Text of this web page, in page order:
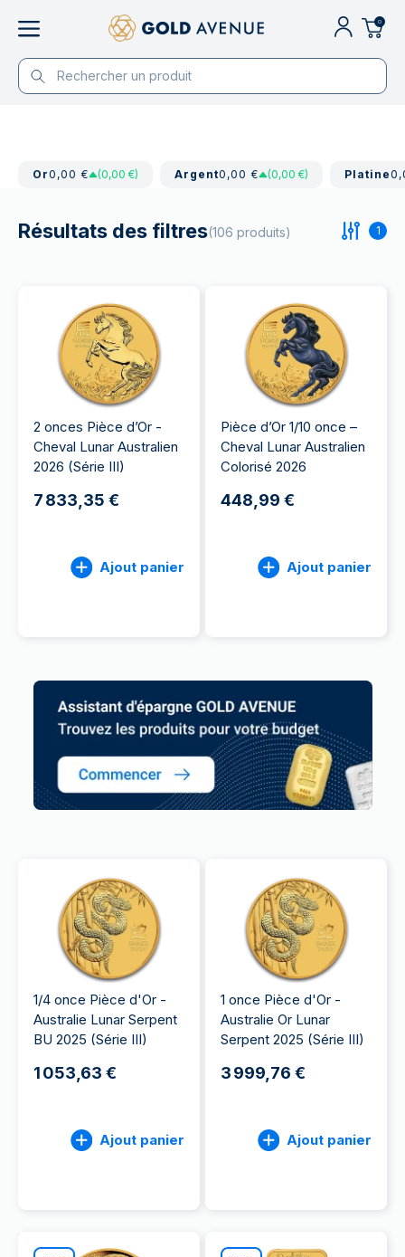
0
Or0,00 € (0,00 €) Argent0,00 € (0,00 €) Platine
Résultats des filtres(106 produits) 1
2 onces Pièce d’Or -
Cheval Lunar Australien
2026 (Série III)
7 833,35 €
Ajout panier
Pièce d’Or 1/10 once –
Cheval Lunar Australien
Colorisé 2026
448,99 €
Ajout panier
1/4 once Pièce d'Or -
Australie Lunar Serpent
BU 2025 (Série III)
1 053,63 €
Ajout panier
1 once Pièce d'Or -
Australie Or Lunar
Serpent 2025 (Série III)
3 999,76 €
Ajout panier